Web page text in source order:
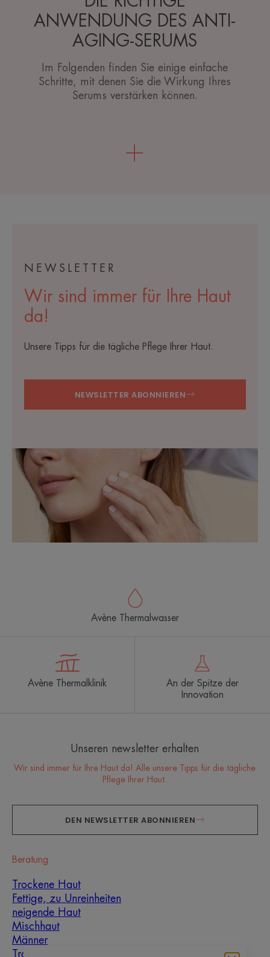
ANWENDUNG DES ANTI-
AGING-SERUMS
Im Folgenden finden Sie einige einfache
Schritte, mit denen Sie die Wirkung Ihres
Serums verstärken können.
NEWSLETTER
Wir sind immer für Ihre Haut
da!
Unsere Tipps für die tägliche Pflege Ihrer Haut.
NEWSLETTER ABONNIEREN
Avène Thermalwasser
Avène Thermalklinik
An der Spitze der
Innovation
Unseren newsletter erhalten
Wir sind immer für Ihre Haut da! Alle unsere Tipps für die tägliche
Pflege Ihrer Haut.
DEN NEWSLETTER ABONNIEREN
Beratung
Trockene Haut
Fettige, zu Unreinheiten
neigende Haut
Mischhaut
Männer
Trockenheit und